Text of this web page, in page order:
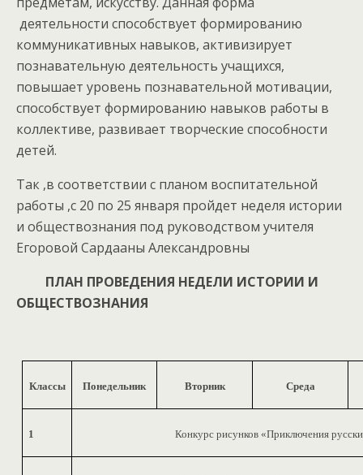
деятельности способствует формированию
коммуникативных навыков, активизирует
познавательную деятельность учащихся,
повышает уровень познавательной мотивации,
способствует формированию навыков работы в
коллективе, развивает творческие способности
детей.
Так ,в соответствии с планом воспитательной
работы ,с 20 по 25 января пройдет неделя истории
и обществознания под руководством учителя
Егоровой Сардааны Александровны
ПЛАН ПРОВЕДЕНИЯ НЕДЕЛИ ИСТОРИИ И
ОБЩЕСТВОЗНАНИЯ
Классы Понедельник Вторник Среда
1 Конкурс рисунков «Приключения